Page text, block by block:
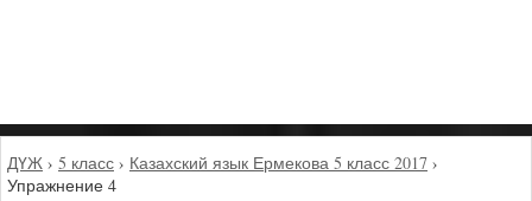
ДҮЖ › 5 класс › Казахский язык Ермекова 5 класс 2017 ›
Упражнение 4